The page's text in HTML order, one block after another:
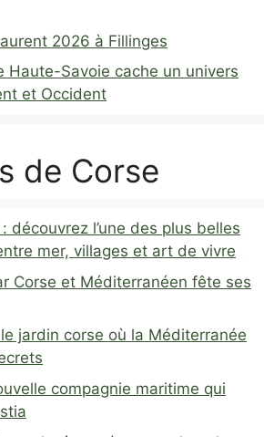
2026 à Fillinges
Haute-Savoie cache un univers
et Occident
de Corse
découvrez l’une des plus belles
mer, villages et art de vivre
Corse et Méditerranéen fête ses
jardin corse où la Méditerranée
compagnie maritime qui